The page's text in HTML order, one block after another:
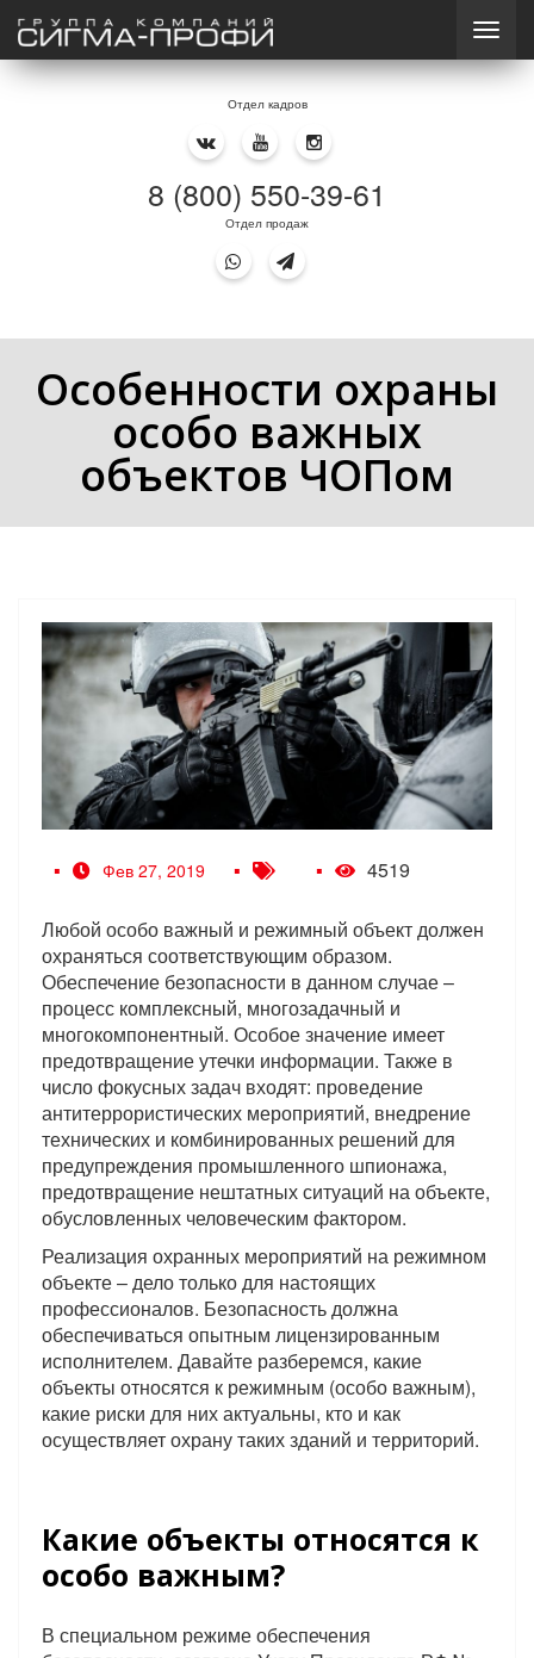
Отдел кадров
8 (800) 550-39-61
Отдел продаж
Особенности охраны
особо важных
объектов ЧОПом
Фев 27, 2019 4519
Любой особо важный и режимный объект должен
охраняться соответствующим образом.
Обеспечение безопасности в данном случае –
процесс комплексный, многозадачный и
многокомпонентный. Особое значение имеет
предотвращение утечки информации. Также в
число фокусных задач входят: проведение
антитеррористических мероприятий, внедрение
технических и комбинированных решений для
предупреждения промышленного шпионажа,
предотвращение нештатных ситуаций на объекте,
обусловленных человеческим фактором.
Реализация охранных мероприятий на режимном
объекте – дело только для настоящих
профессионалов. Безопасность должна
обеспечиваться опытным лицензированным
исполнителем. Давайте разберемся, какие
объекты относятся к режимным (особо важным),
какие риски для них актуальны, кто и как
осуществляет охрану таких зданий и территорий.
Какие объекты относятся к
особо важным?
В специальном режиме обеспечения